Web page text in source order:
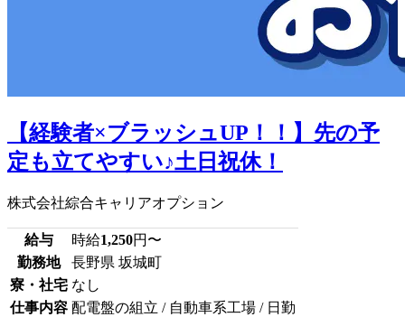
【経験者×ブラッシュUP！！】先の予
定も立てやすい♪土日祝休！
株式会社綜合キャリアオプション
給与 時給1,250円〜
勤務地
長野県 坂城町
寮・社宅 なし
仕事内容 配電盤の組立 / 自動車系工場 / 日勤